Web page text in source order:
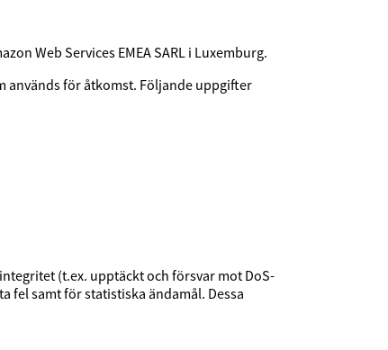
Web Services EMEA SARL i Luxemburg.
används för åtkomst. Följande uppgifter
(t.ex. upptäckt och försvar mot DoS-
fel samt för statistiska ändamål. Dessa